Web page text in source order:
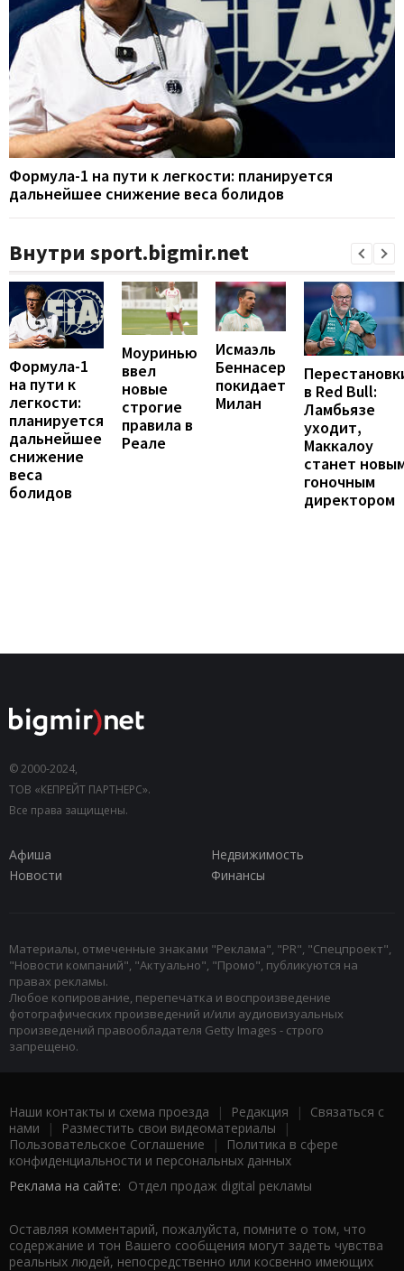
Формула-1 на пути к легкости: планируется
дальнейшее снижение веса болидов
Внутри sport.bigmir.net
Формула-1
на пути к
легкости:
планируется
дальнейшее
снижение
веса
болидов
Моуринью
ввел
новые
строгие
правила в
Реале
Исмаэль
Беннасер
покидает
Милан
в Red Bull:
Ламбьязе
уходит,
Маккалоу
станет
гоночным
директором
© 2000-2024,
ТОВ «КЕПРЕЙТ ПАРТНЕРС».
Все права защищены.
Афиша
Недвижимость
Новости
Финансы
Материалы, отмеченные знаками "Реклама", "PR", "Спецпроект",
"Новости компаний", "Актуально", "Промо", публикуются на
правах рекламы.
Любое копирование, перепечатка и воспроизведение
фотографических произведений и/или аудиовизуальных
произведений правообладателя Getty Images - строго
запрещено.
Наши контакты и схема проезда | Редакция | Связаться с
нами | Разместить свои видеоматериалы |
Пользовательское Соглашение |
Политика в сфере
конфиденциальности и персональных данных
Реклама на сайте: Отдел продаж digital рекламы
Оставляя комментарий, пожалуйста, помните о том, что
содержание и тон Вашего сообщения могут задеть чувства
реальных людей, непосредственно или косвенно имеющих